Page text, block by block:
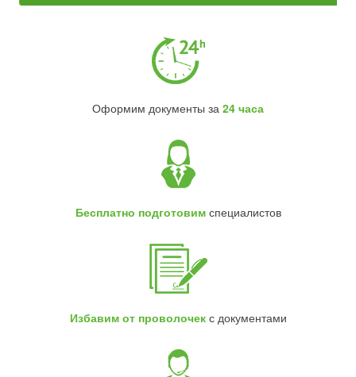
Оформим документы за 24 часа
Бесплатно подготовимспециалистов
Избавим от проволочекс документами